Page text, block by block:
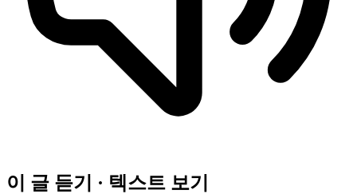
이 글 듣기 · 텍스트 보기